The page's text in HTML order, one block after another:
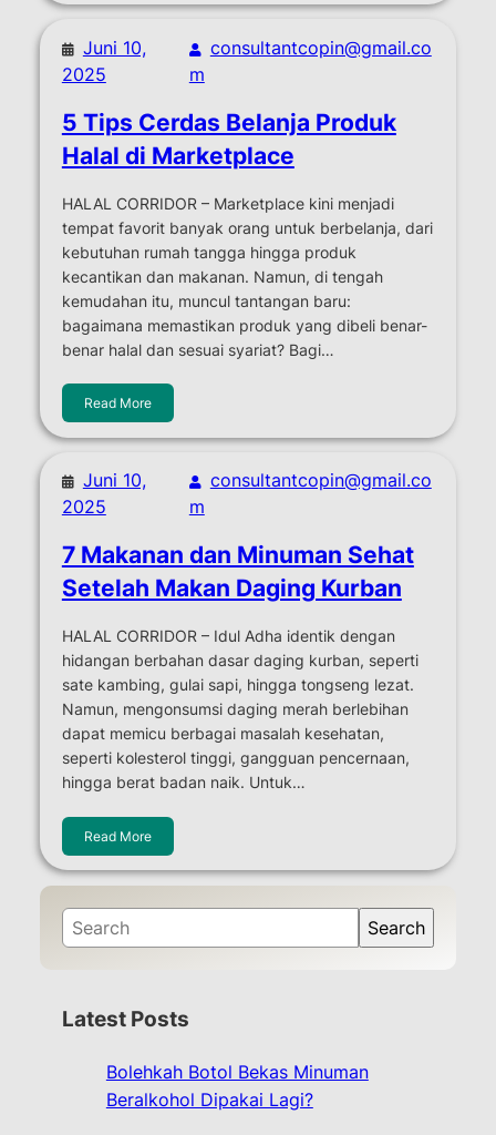
Juni 10,
2025
consultantcopin@gmail.co
m
5 Tips Cerdas Belanja Produk
Halal di Marketplace
HALAL CORRIDOR – Marketplace kini menjadi
tempat favorit banyak orang untuk berbelanja, dari
kebutuhan rumah tangga hingga produk
kecantikan dan makanan. Namun, di tengah
kemudahan itu, muncul tantangan baru:
bagaimana memastikan produk yang dibeli benar-
benar halal dan sesuai syariat? Bagi…
Read More
Juni 10,
2025
consultantcopin@gmail.co
m
7 Makanan dan Minuman Sehat
Setelah Makan Daging Kurban
HALAL CORRIDOR – Idul Adha identik dengan
hidangan berbahan dasar daging kurban, seperti
sate kambing, gulai sapi, hingga tongseng lezat.
Namun, mengonsumsi daging merah berlebihan
dapat memicu berbagai masalah kesehatan,
seperti kolesterol tinggi, gangguan pencernaan,
hingga berat badan naik. Untuk…
Read More
S
e
c
Search
Latest Posts
Bolehkah Botol Bekas Minuman
Beralkohol Dipakai Lagi?